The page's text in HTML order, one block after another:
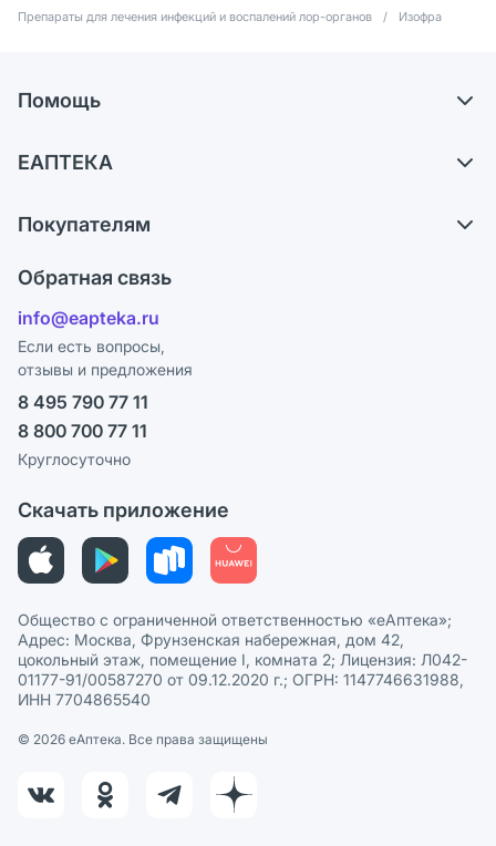
Препараты для лечения инфекций и воспалений лор-органов
/ Изофра
Помощь
Обмен и возврат
Блог
ЕАПТЕКА
Карьера
Поставщики
Лицензия
Реклама на сайте
Ваши товары на ЕАПТЕКЕ
СМИ о нас
Покупателям
Программа СберСпасибо
Политика конфиденциальности
Пользовательское соглашение
Политика рекомендаций
Политика в отношении обработки персональных данных
Обратная связь
info@eapteka.ru
Если есть вопросы,
отзывы и предложения
8 495 790 77 11
8 800 700 77 11
Круглосуточно
Скачать приложение
Общество с ограниченной ответственностью «еАптека»;
Адрес: Москва, Фрунзенская набережная, дом 42,
цокольный этаж, помещение I, комната 2; Лицензия: Л042-
01177-91/00587270 от 09.12.2020 г.; ОГРН: 1147746631988,
ИНН 7704865540
© 2026 eАптека. Все права защищены